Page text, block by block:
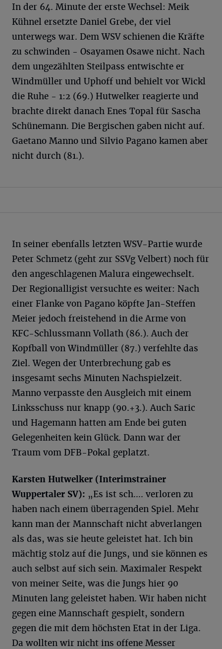
In der 64. Minute der erste Wechsel: Meik
Kühnel ersetzte Daniel Grebe, der viel
unterwegs war. Dem WSV schienen die Kräfte
zu schwinden - Osayamen Osawe nicht. Nach
dem ungezählten Steilpass entwischte er
Windmüller und Uphoff und behielt vor Wickl
die Ruhe - 1:2 (69.) Hutwelker reagierte und
brachte direkt danach Enes Topal für Sascha
Schünemann. Die Bergischen gaben nicht auf.
Gaetano Manno und Silvio Pagano kamen aber
nicht durch (81.).
In seiner ebenfalls letzten WSV-Partie wurde
Peter Schmetz (geht zur SSVg Velbert) noch für
den angeschlagenen Malura eingewechselt.
Der Regionalligist versuchte es weiter: Nach
einer Flanke von Pagano köpfte Jan-Steffen
Meier jedoch freistehend in die Arme von
KFC-Schlussmann Vollath (86.). Auch der
Kopfball von Windmüller (87.) verfehlte das
Ziel. Wegen der Unterbrechung gab es
insgesamt sechs Minuten Nachspielzeit.
Manno verpasste den Ausgleich mit einem
Linksschuss nur knapp (90.+3.). Auch Saric
und Hagemann hatten am Ende bei guten
Gelegenheiten kein Glück. Dann war der
Traum vom DFB-Pokal geplatzt.
Karsten Hutwelker (Interimstrainer
Wuppertaler SV): „Es ist sch…. verloren zu
haben nach einem überragenden Spiel. Mehr
kann man der Mannschaft nicht abverlangen
als das, was sie heute geleistet hat. Ich bin
mächtig stolz auf die Jungs, und sie können es
auch selbst auf sich sein. Maximaler Respekt
von meiner Seite, was die Jungs hier 90
Minuten lang geleistet haben. Wir haben nicht
gegen eine Mannschaft gespielt, sondern
gegen die mit dem höchsten Etat in der Liga.
Da wollten wir nicht ins offene Messer